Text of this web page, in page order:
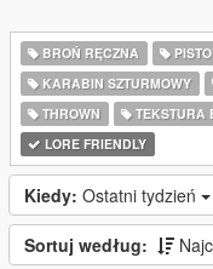
BROŃ RĘCZNA
KARABIN SZTURMOWY
THROWN
TEKSTURA
LORE FRIENDLY
Kiedy: Ostatni tydzień
Sortuj według: